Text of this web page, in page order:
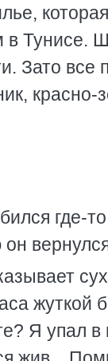
в Тунисе.
Зато все
красно-
где-
жуткой
Я упал в